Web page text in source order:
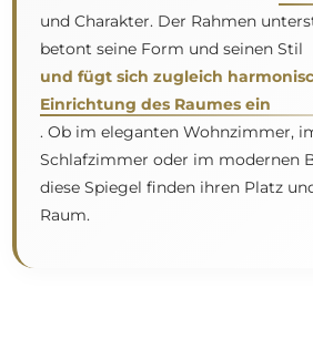
und Charakter. Der Rahmen
betont seine Form und seinen Stil
und fügt sich zugleich
Einrichtung des Raumes ein
. Ob im eleganten Wohnzimmer,
Schlafzimmer oder im modernen
diese Spiegel finden ihren Platz
Raum.